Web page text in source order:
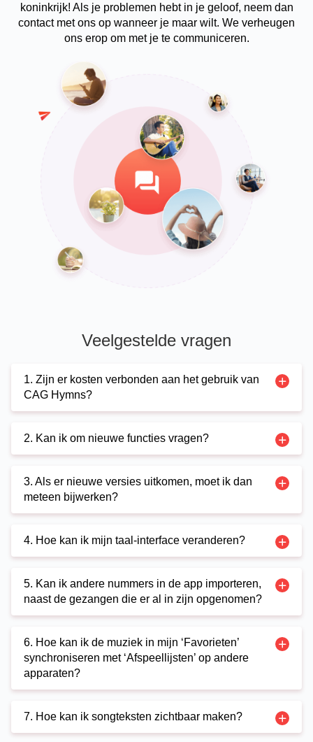
koninkrijk! Als je problemen hebt in je geloof, neem dan
contact met ons op wanneer je maar wilt. We verheugen
ons erop om met je te communiceren.
Veelgestelde vragen
1. Zijn er kosten verbonden aan het gebruik van
CAG Hymns?
2. Kan ik om nieuwe functies vragen?
3. Als er nieuwe versies uitkomen, moet ik dan
meteen bijwerken?
4. Hoe kan ik mijn taal-interface veranderen?
5. Kan ik andere nummers in de app importeren,
naast de gezangen die er al in zijn opgenomen?
6. Hoe kan ik de muziek in mijn ‘Favorieten’
synchroniseren met ‘Afspeellijsten’ op andere
apparaten?
7. Hoe kan ik songteksten zichtbaar maken?